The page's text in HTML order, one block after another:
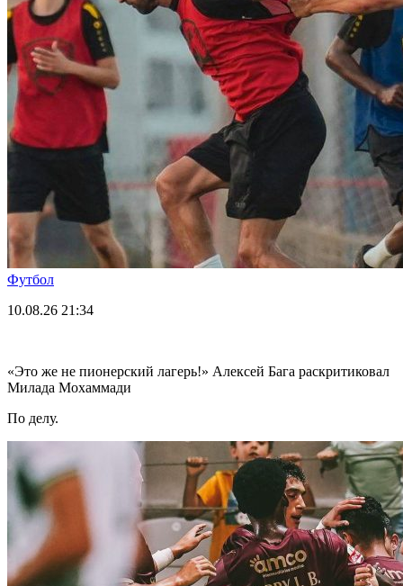
Футбол
10.08.26 21:34
«Это же не пионерский лагерь!» Алексей Бага раскритиковал
Милада Мохаммади
По делу.